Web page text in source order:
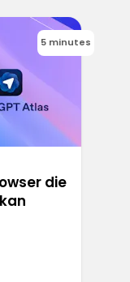
5 minutes
die